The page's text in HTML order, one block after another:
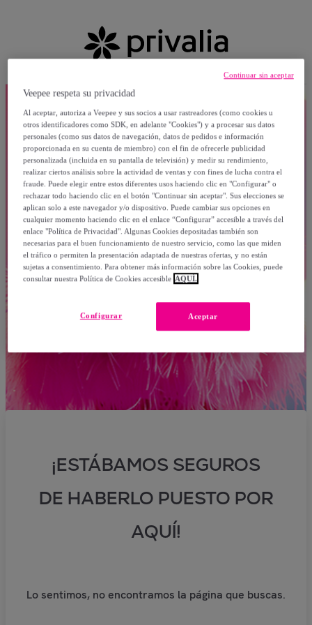
¡ESTÁBAMOS SEGUROS
DE HABERLO PUESTO POR
AQUÍ!
Lo sentimos, no encontramos la página que buscas.
Veepee respeta su privacidad
Al aceptar, autoriza a Veepee y sus socios a usar rastreadores (como cookies u
otros identificadores como SDK, en adelante "Cookies") y a procesar sus datos
personales (como sus datos de navegación, datos de pedidos e información
proporcionada en su cuenta de miembro) con el fin de ofrecerle publicidad
personalizada (incluida en su pantalla de televisión) y medir su rendimiento,
realizar ciertos análisis sobre la actividad de ventas y con fines de lucha contra el
fraude. Puede elegir entre estos diferentes usos haciendo clic en "Configurar" o
rechazar todo haciendo clic en el botón "Continuar sin aceptar". Sus elecciones se
aplican solo a este navegador y/o dispositivo. Puede cambiar sus opciones en
cualquier momento haciendo clic en el enlace “Configurar” accesible a través del
enlace "Política de Privacidad". Algunas Cookies depositadas también son
necesarias para el buen funcionamiento de nuestro servicio, como las que miden
el tráfico o permiten la presentación adaptada de nuestras ofertas, y no están
sujetas a consentimiento. Para obtener más información sobre las Cookies, puede
consultar nuestra Política de Cookies accesible AQUÍ.
Aceptar
Configurar
Continuar sin aceptar